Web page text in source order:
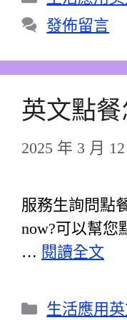
類
發佈留言
英文點
2025 年 3 月 12
服務生詢問點
now?可以幫您
… 閱讀全文
分
生活應用